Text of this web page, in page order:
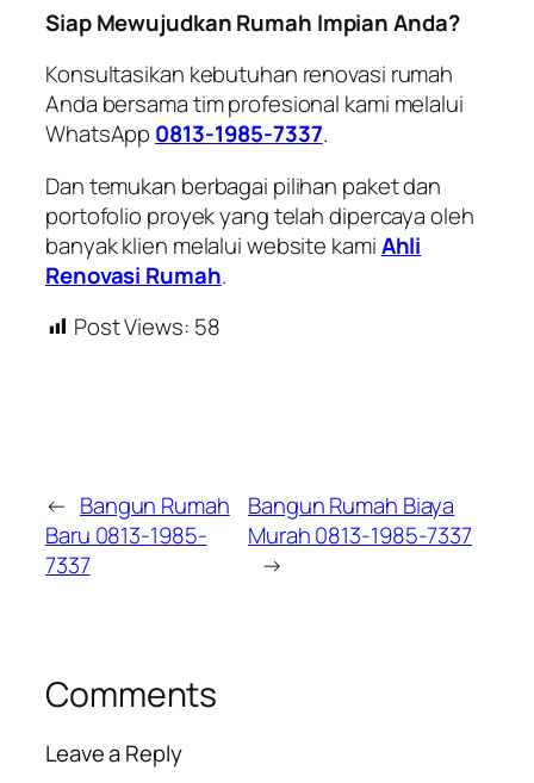
Siap Mewujudkan Rumah Impian Anda?
Konsultasikan kebutuhan renovasi rumah
Anda bersama tim profesional kami melalui
WhatsApp 0813-1985-7337.
Dan temukan berbagai pilihan paket dan
portofolio proyek yang telah dipercaya oleh
banyak klien melalui website kamiAhli
Renovasi Rumah.
Post Views: 58
← Bangun Rumah
Baru 0813-1985-
7337
Bangun Rumah Biaya
Murah 0813-1985-7337
→
Comments
Leave a Reply